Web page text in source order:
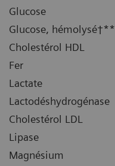
Glucose
Glucose, hémolysé†**
Cholestérol HDL
Fer
Lactate
Lactodéshydrogénase
Cholestérol LDL
Lipase
Magnésium